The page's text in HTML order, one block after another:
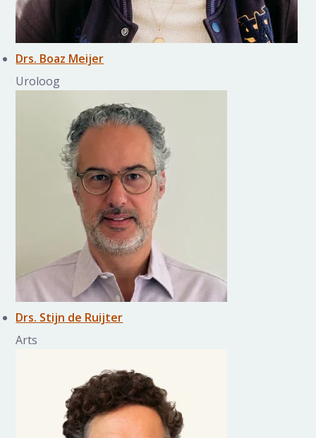
Drs. Boaz Meijer
Uroloog
Drs. Stijn de Ruijter
Arts